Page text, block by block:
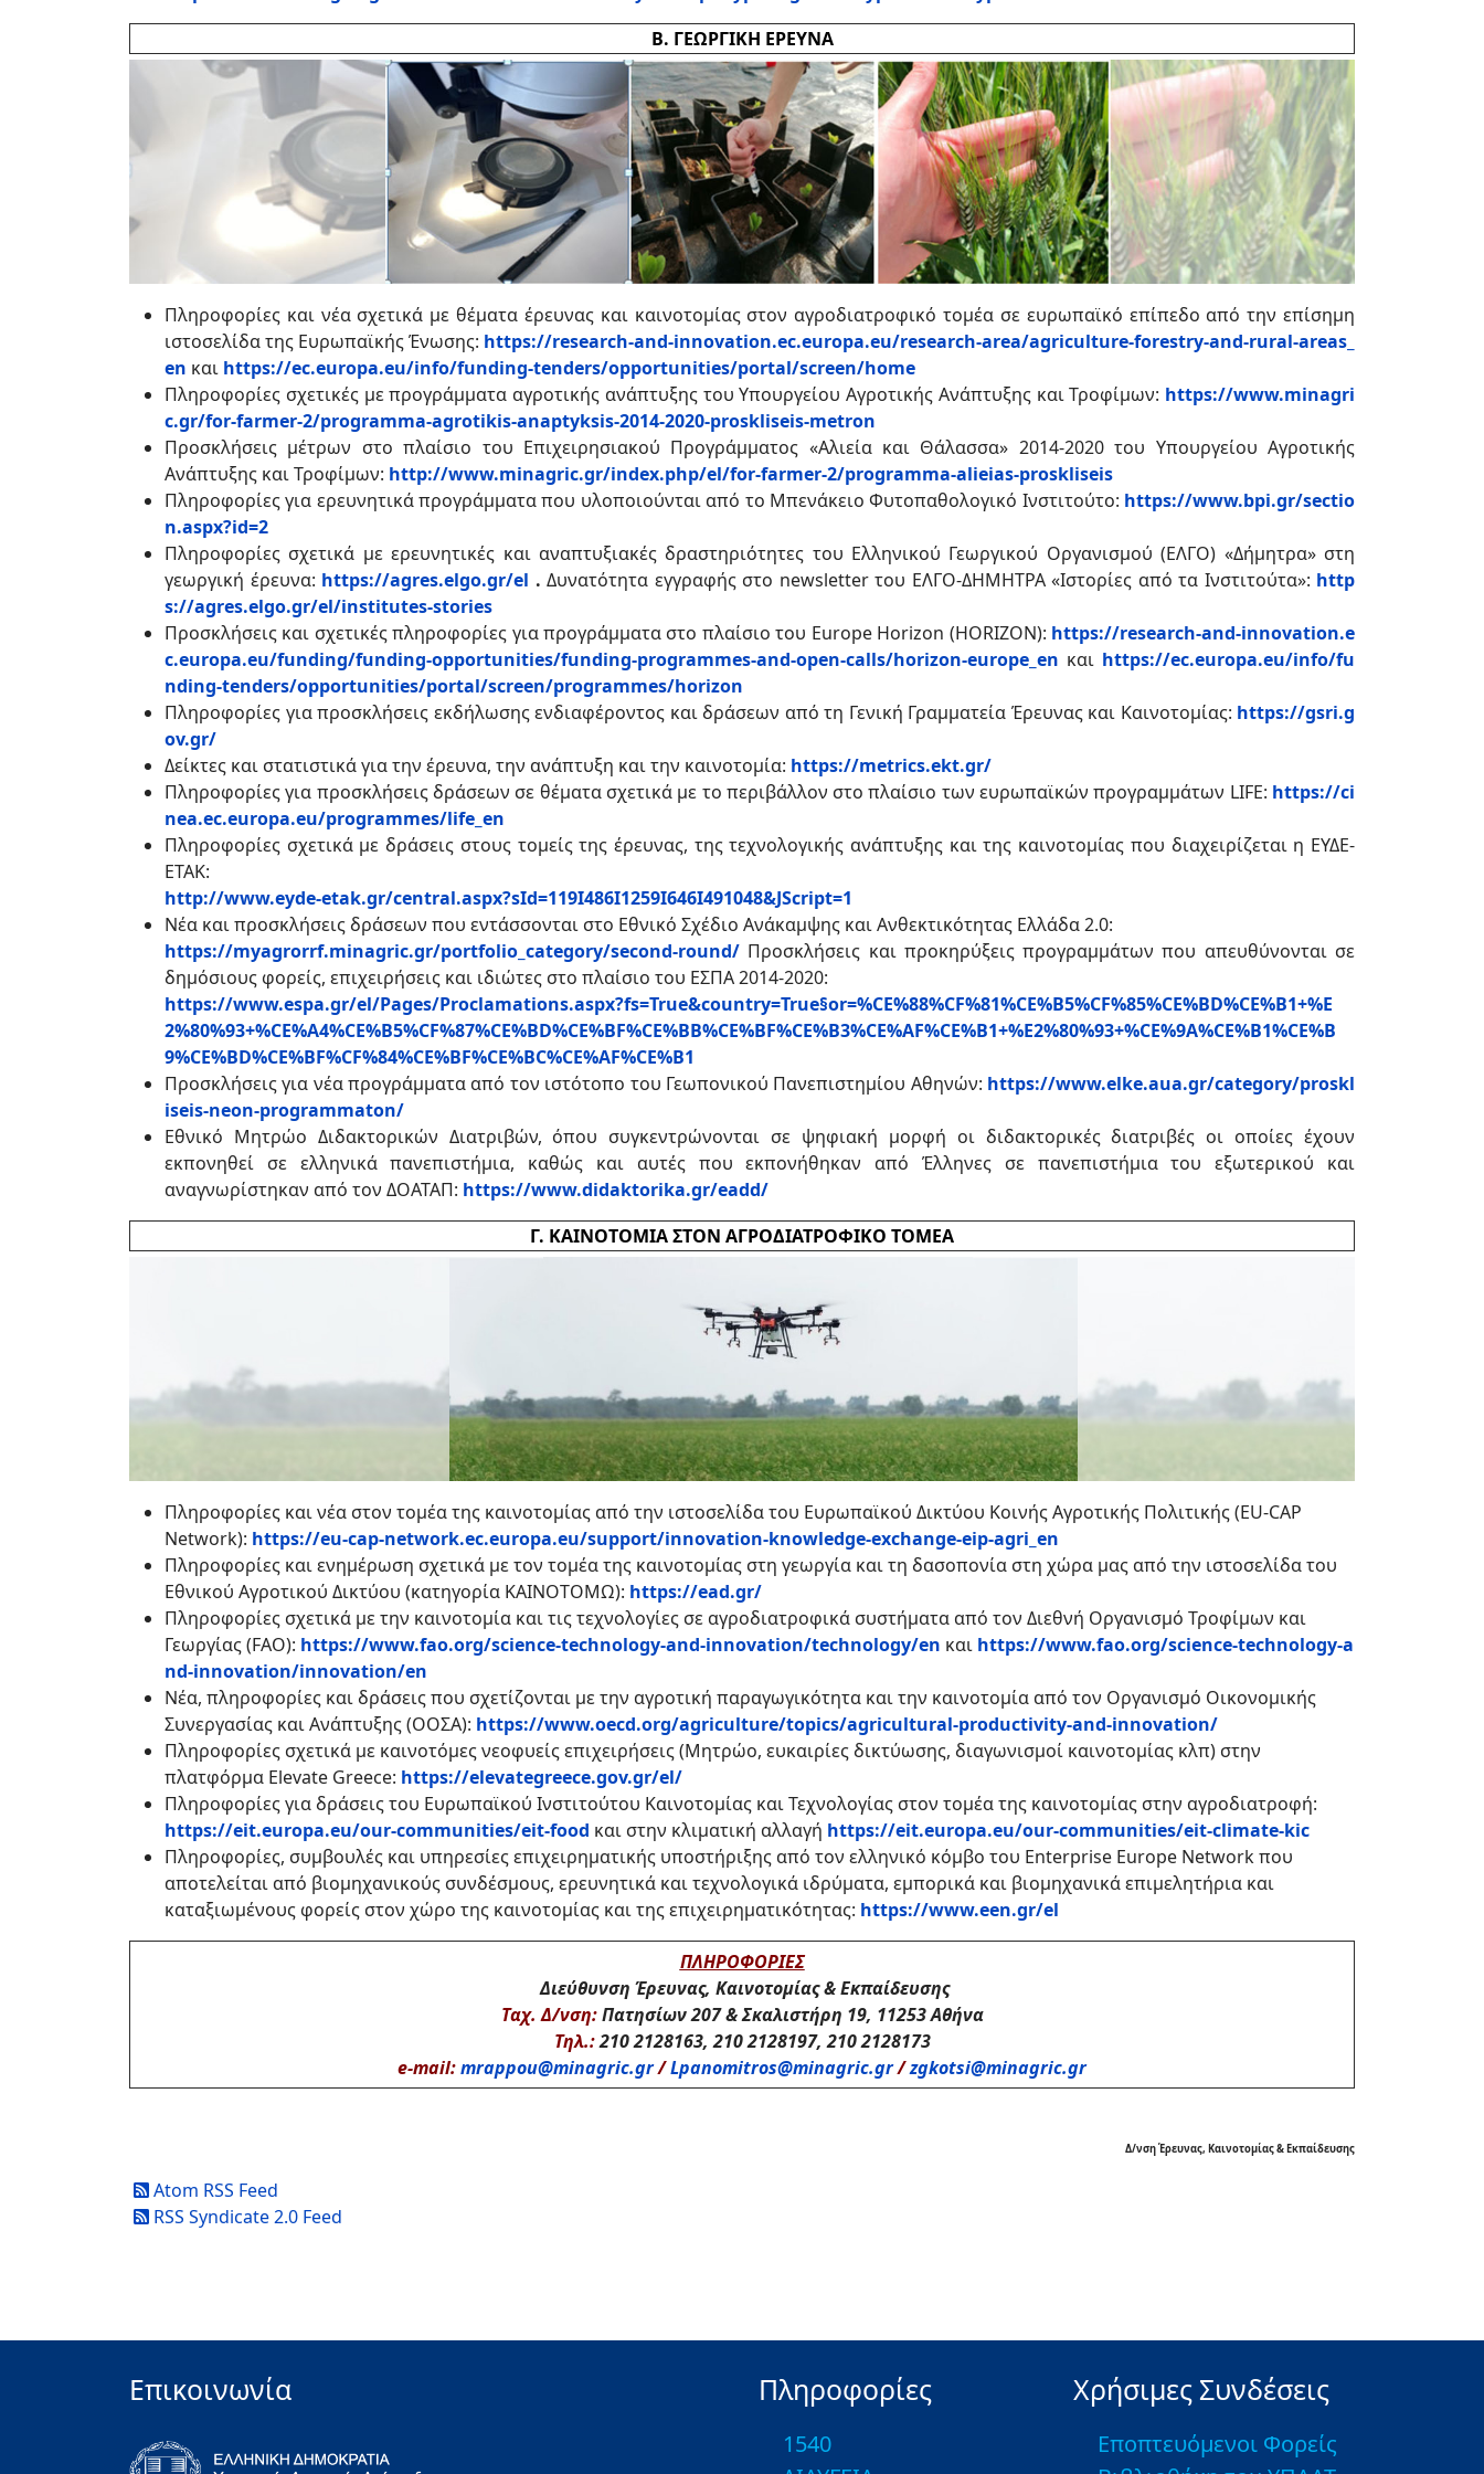
Β. ΓΕΩΡΓΙΚΗ ΕΡΕΥΝΑ
Πληροφορίες και νέα σχετικά με θέματα έρευνας και καινοτομίας στον αγροδιατροφικό τομέα σε ευρωπαϊκό επίπεδο από την επίσημη
ιστοσελίδα της Ευρωπαϊκής Ένωσης: https://research-and-innovation.ec.europa.eu/research-area/agriculture-forestry-and-rural-areas_
en και https://ec.europa.eu/info/funding-tenders/opportunities/portal/screen/home
Πληροφορίες σχετικές με προγράμματα αγροτικής ανάπτυξης του Υπουργείου Αγροτικής Ανάπτυξης και Τροφίμων: https://www.minagri
c.gr/for-farmer-2/programma-agrotikis-anaptyksis-2014-2020-proskliseis-metron
Προσκλήσεις μέτρων στο πλαίσιο του Επιχειρησιακού Προγράμματος «Αλιεία και Θάλασσα» 2014-2020 του Υπουργείου Αγροτικής
Ανάπτυξης και Τροφίμων: http://www.minagric.gr/index.php/el/for-farmer-2/programma-alieias-proskliseis
Πληροφορίες για ερευνητικά προγράμματα που υλοποιούνται από το Μπενάκειο Φυτοπαθολογικό Ινστιτούτο: https://www.bpi.gr/sectio
n.aspx?id=2
Πληροφορίες σχετικά με ερευνητικές και αναπτυξιακές δραστηριότητες του Ελληνικού Γεωργικού Οργανισμού (ΕΛΓΟ) «Δήμητρα» στη
γεωργική έρευνα: https://agres.elgo.gr/el . Δυνατότητα εγγραφής στο newsletter του ΕΛΓΟ-ΔΗΜΗΤΡΑ «Ιστορίες από τα Ινστιτούτα»: http
s://agres.elgo.gr/el/institutes-stories
Προσκλήσεις και σχετικές πληροφορίες για προγράμματα στο πλαίσιο του Europe Horizon (HORIZON): https://research-and-innovation.e
c.europa.eu/funding/funding-opportunities/funding-programmes-and-open-calls/horizon-europe_en και https://ec.europa.eu/info/fu
nding-tenders/opportunities/portal/screen/programmes/horizon
Πληροφορίες για προσκλήσεις εκδήλωσης ενδιαφέροντος και δράσεων από τη Γενική Γραμματεία Έρευνας και Καινοτομίας: https://gsri.g
ov.gr/
Δείκτες και στατιστικά για την έρευνα, την ανάπτυξη και την καινοτομία: https://metrics.ekt.gr/
Πληροφορίες για προσκλήσεις δράσεων σε θέματα σχετικά με το περιβάλλον στο πλαίσιο των ευρωπαϊκών προγραμμάτων LIFE: https://ci
nea.ec.europa.eu/programmes/life_en
Πληροφορίες σχετικά με δράσεις στους τομείς της έρευνας, της τεχνολογικής ανάπτυξης και της καινοτομίας που διαχειρίζεται η ΕΥΔΕ-
ΕΤΑΚ:
http://www.eyde-etak.gr/central.aspx?sId=119I486I1259I646I491048&JScript=1
Νέα και προσκλήσεις δράσεων που εντάσσονται στο Εθνικό Σχέδιο Ανάκαμψης και Ανθεκτικότητας Ελλάδα 2.0:
https://myagrorrf.minagric.gr/portfolio_category/second-round/ Προσκλήσεις και προκηρύξεις προγραμμάτων που απευθύνονται σε
δημόσιους φορείς, επιχειρήσεις και ιδιώτες στο πλαίσιο του ΕΣΠΑ 2014-2020:
https://www.espa.gr/el/Pages/Proclamations.aspx?fs=True&country=True§or=%CE%88%CF%81%CE%B5%CF%85%CE%BD%CE%B1+%E
2%80%93+%CE%A4%CE%B5%CF%87%CE%BD%CE%BF%CE%BB%CE%BF%CE%B3%CE%AF%CE%B1+%E2%80%93+%CE%9A%CE%B1%CE%B
9%CE%BD%CE%BF%CF%84%CE%BF%CE%BC%CE%AF%CE%B1
Προσκλήσεις για νέα προγράμματα από τον ιστότοπο του Γεωπονικού Πανεπιστημίου Αθηνών: https://www.elke.aua.gr/category/proskl
iseis-neon-programmaton/
Εθνικό Μητρώο Διδακτορικών Διατριβών, όπου συγκεντρώνονται σε ψηφιακή μορφή οι διδακτορικές διατριβές οι οποίες έχουν
εκπονηθεί σε ελληνικά πανεπιστήμια, καθώς και αυτές που εκπονήθηκαν από Έλληνες σε πανεπιστήμια του εξωτερικού και
αναγνωρίστηκαν από τον ΔΟΑΤΑΠ: https://www.didaktorika.gr/eadd/
Γ. ΚΑΙΝΟΤΟΜΙΑ ΣΤΟΝ ΑΓΡΟΔΙΑΤΡΟΦΙΚΟ ΤΟΜΕΑ
Πληροφορίες και νέα στον τομέα της καινοτομίας από την ιστοσελίδα του Ευρωπαϊκού Δικτύου Κοινής Αγροτικής Πολιτικής (EU-CAP
Network): https://eu-cap-network.ec.europa.eu/support/innovation-knowledge-exchange-eip-agri_en
Πληροφορίες και ενημέρωση σχετικά με τον τομέα της καινοτομίας στη γεωργία και τη δασοπονία στη χώρα μας από την ιστοσελίδα του
Εθνικού Αγροτικού Δικτύου (κατηγορία ΚΑΙΝΟΤΟΜΩ): https://ead.gr/
Πληροφορίες σχετικά με την καινοτομία και τις τεχνολογίες σε αγροδιατροφικά συστήματα από τον Διεθνή Οργανισμό Τροφίμων και
Γεωργίας (FAO): https://www.fao.org/science-technology-and-innovation/technology/en και https://www.fao.org/science-technology-a
nd-innovation/innovation/en
Νέα, πληροφορίες και δράσεις που σχετίζονται με την αγροτική παραγωγικότητα και την καινοτομία από τον Οργανισμό Οικονομικής
Συνεργασίας και Ανάπτυξης (ΟΟΣΑ): https://www.oecd.org/agriculture/topics/agricultural-productivity-and-innovation/
Πληροφορίες σχετικά με καινοτόμες νεοφυείς επιχειρήσεις (Μητρώο, ευκαιρίες δικτύωσης, διαγωνισμοί καινοτομίας κλπ) στην
πλατφόρμα Elevate Greece: https://elevategreece.gov.gr/el/
Πληροφορίες για δράσεις του Ευρωπαϊκού Ινστιτούτου Καινοτομίας και Τεχνολογίας στον τομέα της καινοτομίας στην αγροδιατροφή:
https://eit.europa.eu/our-communities/eit-food και στην κλιματική αλλαγή https://eit.europa.eu/our-communities/eit-climate-kic
Πληροφορίες, συμβουλές και υπηρεσίες επιχειρηματικής υποστήριξης από τον ελληνικό κόμβο του Enterprise Europe Network που
αποτελείται από βιομηχανικούς συνδέσμους, ερευνητικά και τεχνολογικά ιδρύματα, εμπορικά και βιομηχανικά επιμελητήρια και
καταξιωμένους φορείς στον χώρο της καινοτομίας και της επιχειρηματικότητας: https://www.een.gr/el
ΠΛΗΡΟΦΟΡΙΕΣ
Διεύθυνση Έρευνας, Καινοτομίας & Εκπαίδευσης
Ταχ. Δ/νση: Πατησίων 207 & Σκαλιστήρη 19, 11253 Αθήνα
Τηλ.:210 2128163, 210 2128197, 210 2128173
e-mail:mrappou@minagric.gr/Lpanomitros@minagric.gr/zgkotsi@minagric.gr
Δ/νση Έρευνας, Καινοτομίας & Εκπαίδευσης
Atom RSS Feed
RSS Syndicate 2.0 Feed
Επικοινωνία Πληροφορίες
1540
Χρήσιμες Συνδέσεις
Εποπτευόμενοι Φορείς